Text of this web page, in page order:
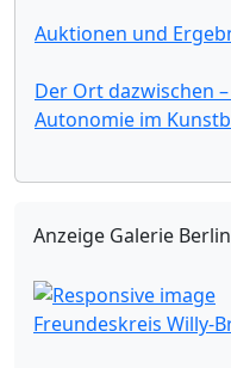
Auktionen und
Der Ort dazwischen
Autonomie im
Anzeige Galerie Berlin
Freundeskreis Willy-